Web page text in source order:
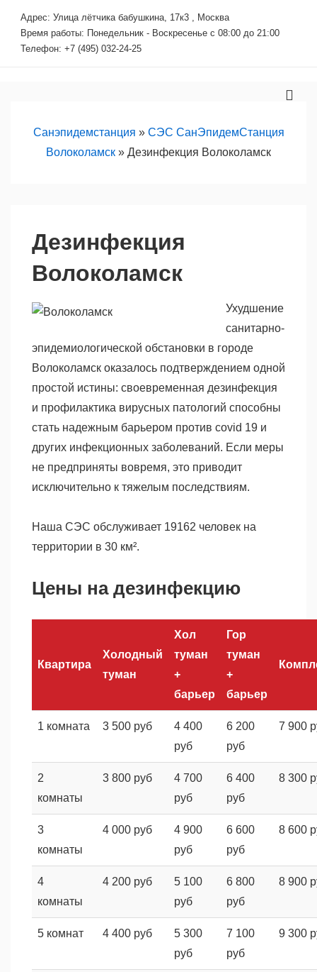
Перейти
Адрес: Улица лётчика бабушкина, 17к3 , Москва
Время работы: Понедельник - Воскресенье с 08:00 до 21:00
Телефон: +7 (495) 032-24-25
Санэпидемстанция » СЭС СанЭпидемСтанция
Волоколамск » Дезинфекция Волоколамск
Дезинфекция
Волоколамск
Ухудшение
санитарно-
эпидемиологической обстановки в городе
Волоколамск оказалось подтверждением одной
простой истины: своевременная дезинфекция
и профилактика вирусных патологий способны
стать надежным барьером против covid 19 и
других инфекционных заболеваний. Если меры
не предприняты вовремя, это приводит
исключительно к тяжелым последствиям.
Наша СЭС обслуживает 19162 человек на
территории в 30 км².
Цены на дезинфекцию
Квартира
Холодный
туман
Хол
туман
+
барьер
Гор
туман
+
барьер
1 комната 3 500 руб
4 400
руб
6 200
руб
7 900
2
комнаты
3 800 руб
4 700
руб
6 400
руб
8 300
3
комнаты
4 000 руб
4 900
руб
6 600
руб
8 600
4
комнаты
4 200 руб
5 100
руб
6 800
руб
8 900
5 комнат 4 400 руб
5 300
руб
7 100
руб
9 300